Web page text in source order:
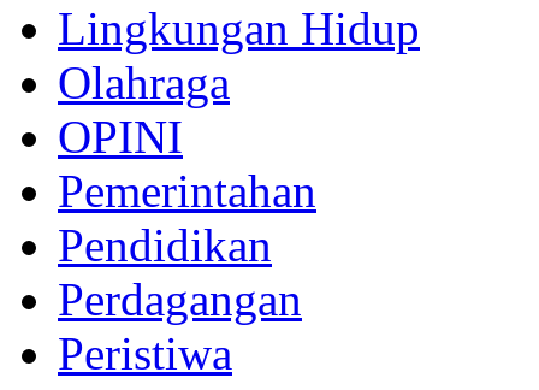
Lingkungan Hidup
Olahraga
OPINI
Pemerintahan
Pendidikan
Perdagangan
Peristiwa